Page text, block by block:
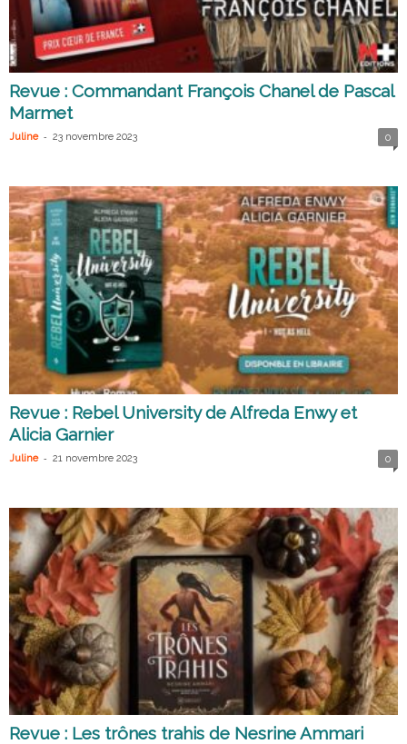
Revue : Commandant François Chanel de Pascal
Marmet
Juline - 23 novembre 2023 0
Revue : Rebel University de Alfreda Enwy et
Alicia Garnier
Juline - 21 novembre 2023 0
Revue : Les trônes trahis de Nesrine Ammari